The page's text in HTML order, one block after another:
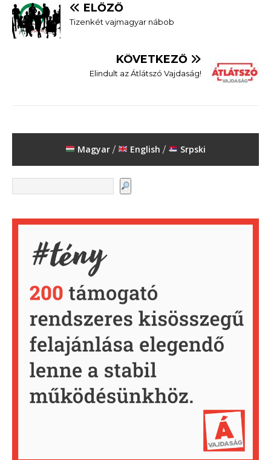
ELŐZŐ
Tizenkét vajmagyar nábob
KÖVETKEZŐ
Elindult az Átlátszó Vajdaság!
Magyar / English / Srpski